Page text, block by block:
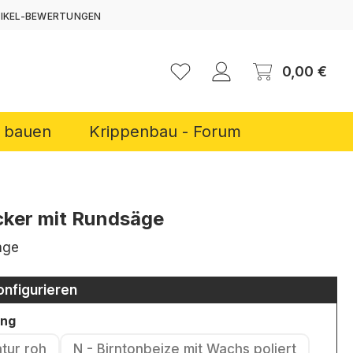
BEWERTUNGEN
0,00 €
Krippenbau - Forum
mit Rundsäge
auswählen
roh
N - Birntonbeize mit Wachs poliert